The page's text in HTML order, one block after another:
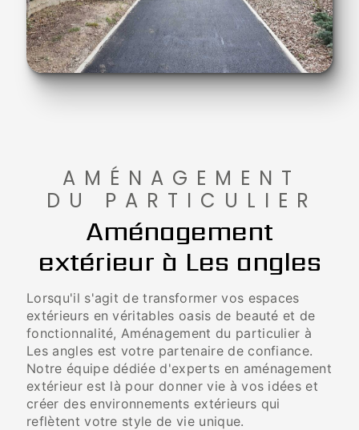
AMÉNAGEMENT
DU PARTICULIER
Aménagement
extérieur à Les angles
Lorsqu'il s'agit de transformer vos espaces
extérieurs en véritables oasis de beauté et de
fonctionnalité, Aménagement du particulier à
Les angles est votre partenaire de confiance.
Notre équipe dédiée d'experts en aménagement
extérieur est là pour donner vie à vos idées et
créer des environnements extérieurs qui
reflètent votre style de vie unique.